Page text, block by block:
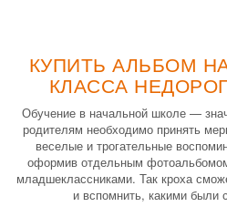
КУПИТЬ АЛЬБОМ
КЛАССА
Обучение в начальной школе —
родителям необходимо принять
веселые и трогательные
оформив отдельным
младшеклассниками. Так кроха
и вспомнить, какими были